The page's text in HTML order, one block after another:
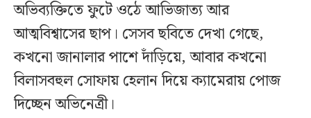
অভিব্যক্তিতে ফুটে ওঠে আভিজাত্য আর
আত্মবিশ্বাসের ছাপ। সেসব ছবিতে দেখা গেছে,
কখনো জানালার পাশে দাঁড়িয়ে, আবার কখনো
বিলাসবহুল সোফায় হেলান দিয়ে ক্যামেরায় পোজ
দিচ্ছেন অভিনেত্রী।